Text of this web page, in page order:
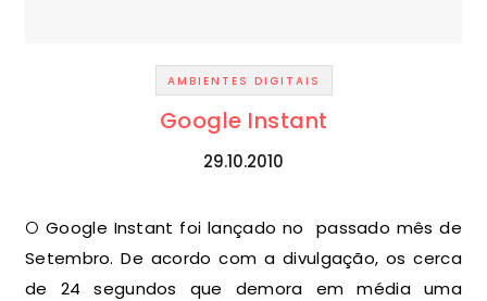
AMBIENTES DIGITAIS
Google Instant
29.10.2010
O Google Instant foi lançado no passado mês de
Setembro. De acordo com a divulgação, os cerca
de 24 segundos que demora em média uma